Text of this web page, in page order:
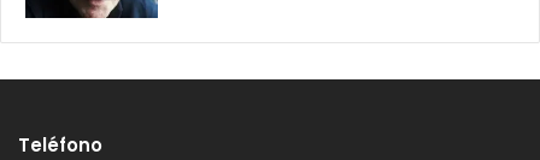
Teléfono